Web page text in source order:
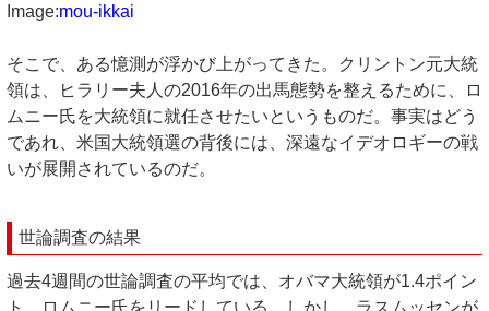
Image:mou-ikkai
そこで、ある憶測が浮かび上がってきた。クリントン元大統
領は、ヒラリー夫人の2016年の出馬態勢を整えるために、ロ
ムニー氏を大統領に就任させたいというものだ。事実はどう
であれ、米国大統領選の背後には、深遠なイデオロギーの戦
いが展開されているのだ。
世論調査の結果
過去4週間の世論調査の平均では、オバマ大統領が1.4ポイン
ト、ロムニー氏をリードしている。しかし、ラスムッセンが